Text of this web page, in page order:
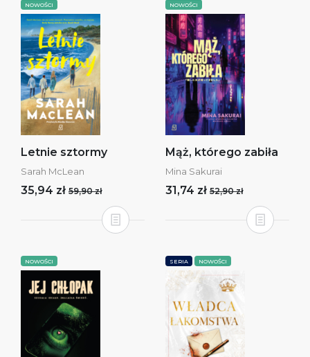
NOWOŚCI
Letnie sztormy
Sarah McLean
35,94 zł 59,90 zł
NOWOŚCI
Mąż, którego zabiła
Mina Sakurai
31,74 zł 52,90 zł
NOWOŚCI SERIA NOWOŚCI